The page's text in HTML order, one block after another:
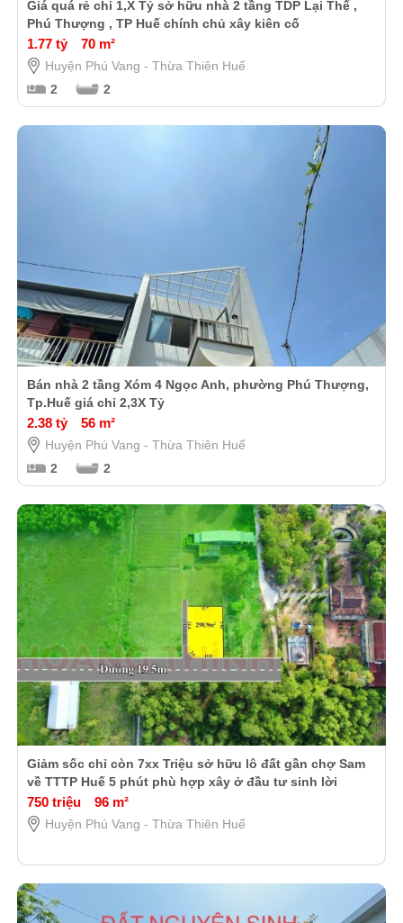
Giá quá rẻ chỉ 1,X Tỷ sở hữu nhà 2 tầng TDP Lại Thế ,
Phú Thượng , TP Huế chính chủ xây kiên cố
1.77 tỷ 70 m²
Huyện Phú Vang - Thừa Thiên Huế
2
2
Bán nhà 2 tầng Xóm 4 Ngọc Anh, phường Phú Thượng,
Tp.Huế giá chỉ 2,3X Tỷ
2.38 tỷ 56 m²
Huyện Phú Vang - Thừa Thiên Huế
2
2
Giảm sốc chỉ còn 7xx Triệu sở hữu lô đất gần chợ Sam
về TTTP Huế 5 phút phù hợp xây ở đầu tư sinh lời
750 triệu 96 m²
Huyện Phú Vang - Thừa Thiên Huế